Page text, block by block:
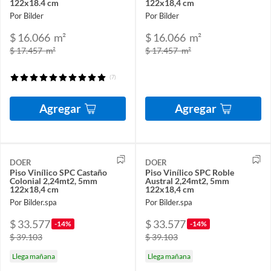
122x18.4 cm
Por Bilder
$ 16.066 m²
$ 17.457m²
(7)
Agregar
122x18,4 cm
Por Bilder
$ 16.066 m²
$ 17.457m²
Agregar
DOER
Piso Vinílico SPC Castaño
Colonial 2,24mt2, 5mm
122x18,4 cm
Por Bilder.spa
$ 33.577 -14%
$ 39.103
Llega mañana
DOER
Piso Vinílico SPC Roble
Austral 2,24mt2, 5mm
122x18,4 cm
Por Bilder.spa
$ 33.577 -14%
$ 39.103
Llega mañana